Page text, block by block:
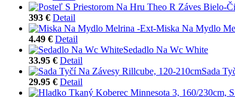
393 € Detail
Miska Na Mydlo
4.49 € Detail
Sedadlo Na Wc White
33.95 € Detail
Sada
29.95 € Detail